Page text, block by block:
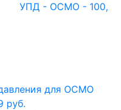
УПД - ОСМО - 100,
для ОСМО
руб.